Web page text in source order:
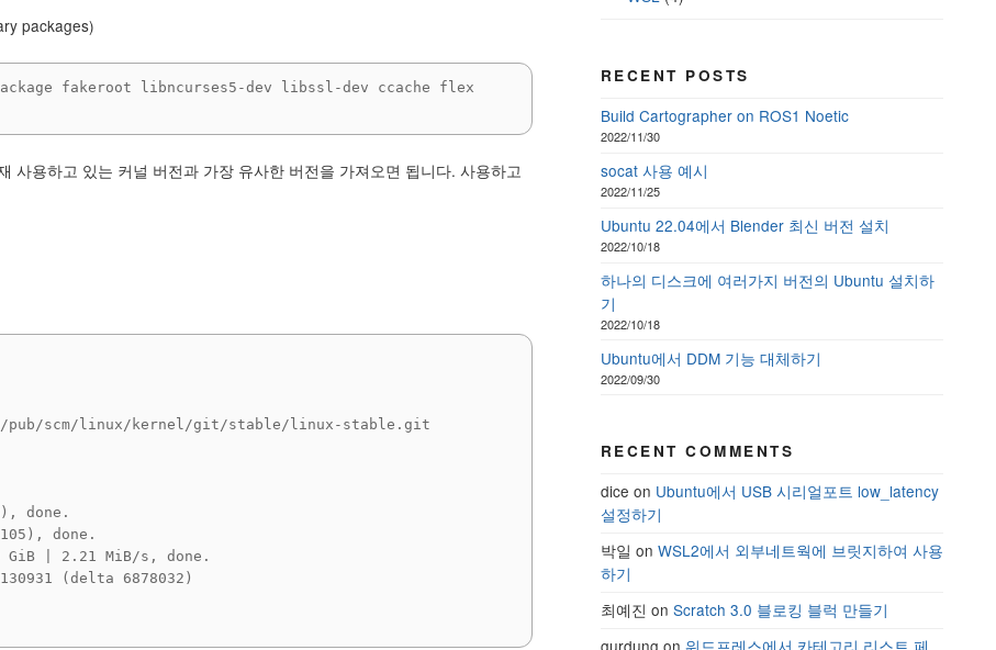
packages)
fakeroot libncurses5-dev libssl-dev ccache flex
사용하고 있는 커널 버전과 가장 유사한 버전을 가져오면 됩니다. 사용하고
scm/linux/kernel/git/stable/linux-stable.git
done.
done.
GiB | 2.21 MiB/s, done.
(delta 6878032)
RECENT POSTS
Build Cartographer on ROS1 Noetic
2022/11/30
socat 사용 예시
2022/11/25
Ubuntu 22.04에서 Blender 최신 버전 설치
2022/10/18
하나의 디스크에 여러가지 버전의 Ubuntu 설치하
기
2022/10/18
Ubuntu에서 DDM 기능 대체하기
2022/09/30
RECENT COMMENTS
dice on Ubuntu에서 USB 시리얼포트 low_latency
설정하기
박일 on WSL2에서 외부네트웍에 브릿지하여 사용
하기
최예진 on Scratch 3.0 블로킹 블럭 만들기